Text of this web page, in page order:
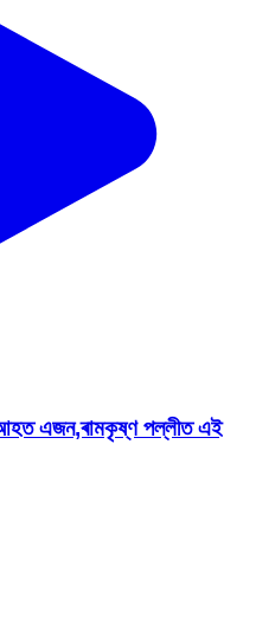
এজন,ৰামকৃষ্ণ পল্লীত এই